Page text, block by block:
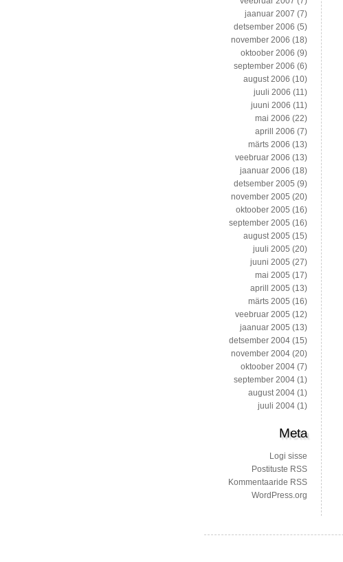
jaanuar 2007 (7)
detsember 2006 (5)
november 2006 (18)
oktoober 2006 (9)
september 2006 (6)
august 2006 (10)
juuli 2006 (11)
juuni 2006 (11)
mai 2006 (22)
aprill 2006 (7)
märts 2006 (13)
veebruar 2006 (13)
jaanuar 2006 (18)
detsember 2005 (9)
november 2005 (20)
oktoober 2005 (16)
september 2005 (16)
august 2005 (15)
juuli 2005 (20)
juuni 2005 (27)
mai 2005 (17)
aprill 2005 (13)
märts 2005 (16)
veebruar 2005 (12)
jaanuar 2005 (13)
detsember 2004 (15)
november 2004 (20)
oktoober 2004 (7)
september 2004 (1)
august 2004 (1)
juuli 2004 (1)
Meta
Logi sisse
Postituste RSS
Kommentaaride RSS
WordPress.org